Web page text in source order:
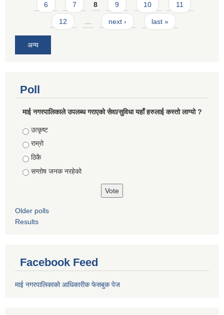
6 7 8 9 10 11
12 … next › last »
अन्य
Poll
माई नगरपालिकाले उपलब्ध गराएको सेवा/सुविधा यहाँ हरुलाई कस्तो लाग्यो ?
Choices
उत्कृष्ट
राम्रो
ठिकै
सन्तोष जनक नरहेको
Older polls
Results
Facebook Feed
माई नगरपालिकाको आधिकारीक फेसबुक पेज